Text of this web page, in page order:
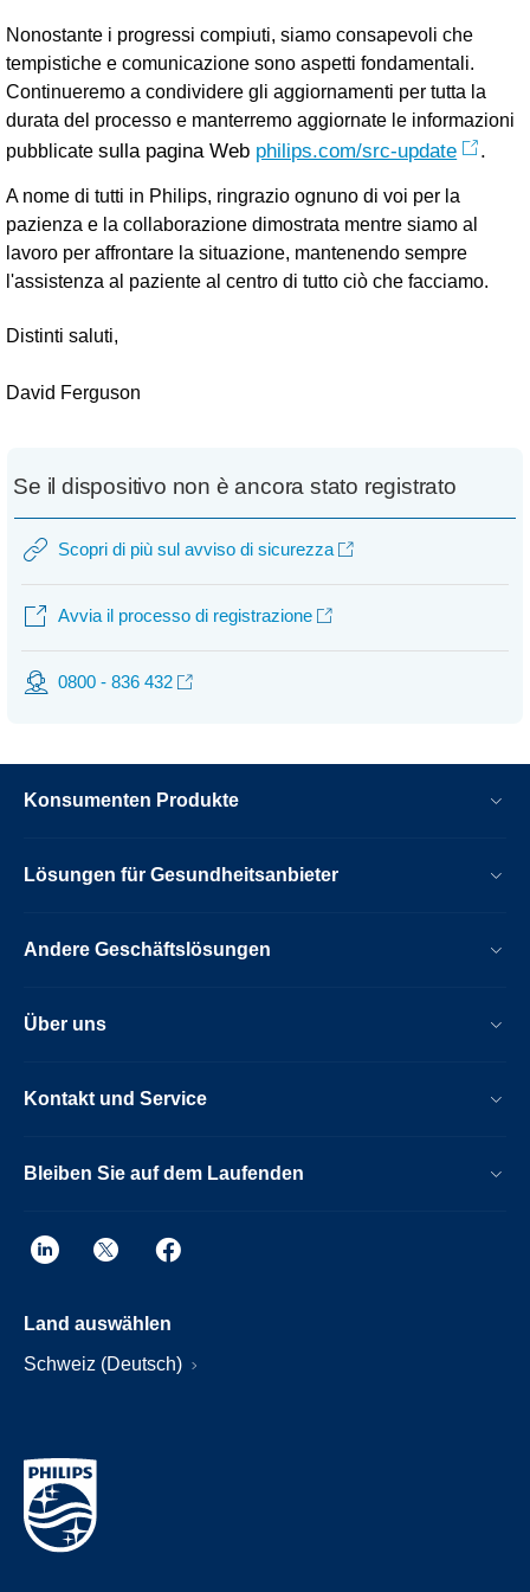
Nonostante i progressi compiuti, siamo consapevoli che
tempistiche e comunicazione sono aspetti fondamentali.
Continueremo a condividere gli aggiornamenti per tutta la
durata del processo e manterremo aggiornate le informazioni
pubblicatesulla pagina Web philips.com/src-update .
A nome di tutti in Philips, ringrazio ognuno di voi per la
pazienza e la collaborazione dimostrata mentre siamo al
lavoro per affrontare la situazione, mantenendo sempre
l'assistenza al paziente al centro di tutto ciò che facciamo.
Distinti saluti,
David Ferguson
Se il dispositivo non è ancora stato registrato
Scopri di più sul avviso di sicurezza
Avvia il processo di registrazione
0800 - 836 432
Konsumenten Produkte
Lösungen für Gesundheitsanbieter
Andere Geschäftslösungen
Über uns
Kontakt und Service
Bleiben Sie auf dem Laufenden
Land auswählen
Schweiz (Deutsch)